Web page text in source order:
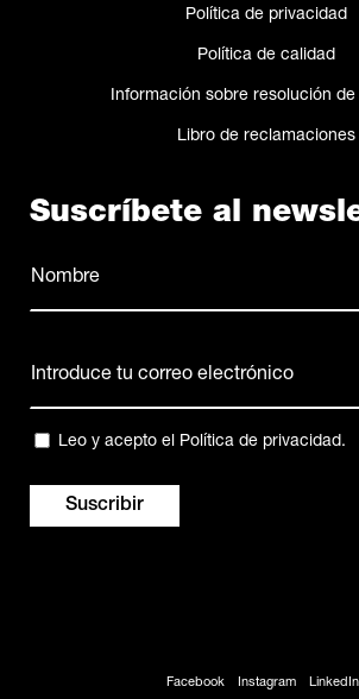
Política de privacidad
Política de calidad
Información sobre resolución de
Libro de reclamaciones
Suscríbete al
electrónico
Privacidad
Leo y acepto el Política de privacidad.
Facebook Instagram LinkedIn